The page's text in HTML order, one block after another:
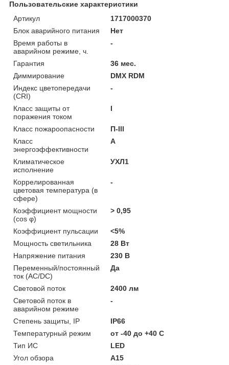
Пользовательские характеристики
Артикул
1717000370
Блок аварийного питания
Нет
Время работы в
аварийном режиме, ч.
-
Гарантия
36 мес.
Диммирование
DMX RDM
Индекс цветопередачи
(CRI)
-
Класс защиты от
поражения током
I
Класс пожароопасности
П-ІІІ
Класс
энергоэффективности
A
Климатическое
исполнение
УХЛ1
Коррелированная
цветовая температура (в
сфере)
-
Коэффициент мощности
(cos φ)
> 0,95
Коэффициент пульсации
<5%
Мощность светильника
28 Вт
Напряжение питания
230 В
Переменный/постоянный
ток (AC/DC)
Да
Световой поток
2400 лм
Световой поток в
аварийном режиме
-
Степень защиты, IP
IP66
Температурный режим
от -40 до +40 C
Тип ИС
LED
Угол обзора
A15